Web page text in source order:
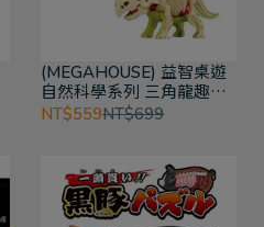
(MEGAHOUSE) 益智桌遊
自然科學系列 三角龍趣味
拼圖
NT$559NT$699